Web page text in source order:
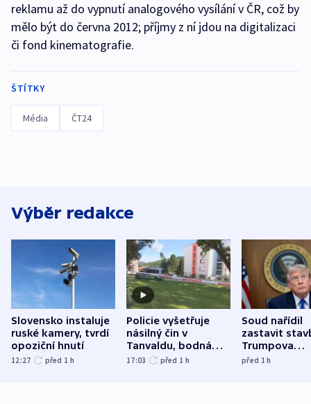
reklamu až do vypnutí analogového vysílání v ČR, což by
mělo být do června 2012; příjmy z ní jdou na digitalizaci
či fond kinematografie.
ŠTÍTKY
Média ČT24
Výběr redakce
Slovensko instaluje
ruské kamery, tvrdí
opoziční hnutí
12:27 před 1 h
Policie vyšetřuje
násilný čin v
Tanvaldu, bodná
zranění při něm
17:03 před 1 h
Soud nařídil
zastavit
Trumpova
tanečního
před 1h